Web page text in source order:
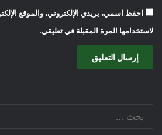
احفظ اسمي، بريدي الإلكتروني، والموقع
لاستخدامها المرة المقبلة في تعليقي.